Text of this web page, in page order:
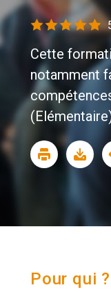
Cette
notamment
Pour qui ?